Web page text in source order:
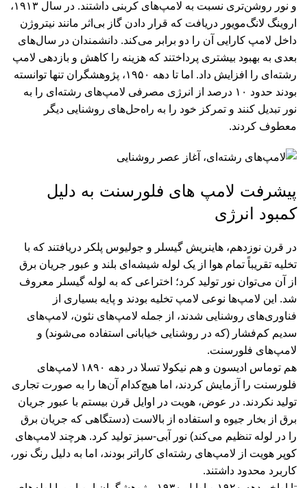
و نور روشن‌تری نسبت به لامپ‌های کربنی داشتند. در سال ۱۹۱۳،
اروینگ لانگ‌مویور دریافت که قرار دادن گاز بی‌اثر مانند نیتروژن
داخل لامپ کارایی آن را دو برابر می‌کند. دانشمندان در سال‌های
بعدی به بهبود بیشتری پرداختند که هزینه را کاهش و بازدهی لامپ
رشته‌ای را افزایش داد. اما تا دهه ۱۹۵۰، پژوهشگران تنها توانسته
بودند حدود ۱۰ درصد از انرژی مصرفی لامپ‌های رشته‌ای را به
نور تبدیل کنند و تمرکز خود را به راه‌حل‌های روشنایی دیگر
معطوف کردند.
پیشرفت لامپ های فلورسنت به دلیل
کمبود انرژی
در قرن نوزدهم، هاینریش گیسلر و جولیوس پلکر دریافتند که با
تخلیه تقریباً تمام هوا از یک لوله شیشه‌ای بلند و عبور جریان برق
از آن می‌توان نور تولید کرد؛ اختراعی که به لوله گیسلر معروف
شد. این لامپ‌ها نوعی لامپ تخلیه بودند و پایه بسیاری از
فناوری‌های روشنایی شدند، از جمله لامپ‌های نئون، لامپ‌های
سدیم کم‌فشار (که در روشنایی خیابانی استفاده می‌شوند) و
لامپ‌های فلورسنت.
هم توماس ادیسون و هم نیکولا تسلا در دهه ۱۸۹۰ لامپ‌های
فلورسنت را آزمایش کردند، اما هیچ‌کدام آن‌ها را به صورت تجاری
تولید نکردند. در عوض، هویت در اوایل قرن بیستم با عبور جریان
برق از بخار جیوه و استفاده از بالاست (دستگاهی که جریان برق
را در لوله تنظیم می‌کند) نور آبی-سبز تولید کرد. هرچند لامپ‌های
کوپر هویت از لامپ‌های رشته‌ای کاراتر بودند، اما به دلیل رنگ نور،
کاربرد محدود داشتند.